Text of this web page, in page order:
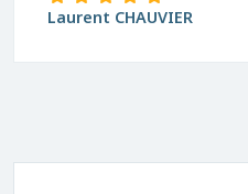
Laurent CHAUVIER